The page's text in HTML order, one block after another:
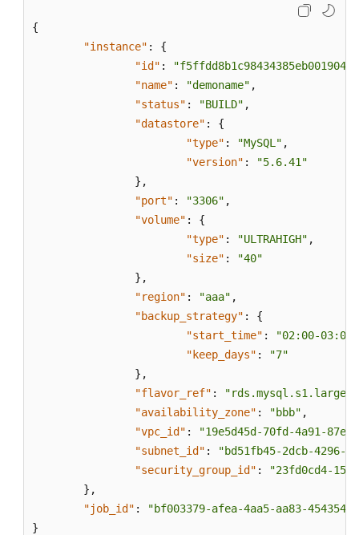
{
"instance" :
{
"id" :
"name" : "demoname" ,
"status" : "BUILD" ,
"datastore" :
{
"type" : "MySQL" ,
"version" :
"5.6.41"
} ,
"port" : "3306" ,
"volume" :
{
"type" : "ULTRAHIGH" ,
"size" :
"40"
} ,
"region" : "aaa" ,
"backup_strategy" :
{
"start_time" :
"02:00-03:00"
"keep_days" :
"7"
} ,
"flavor_ref" : "rds.mysql.s1.large"
"availability_zone" : "bbb" ,
"vpc_id" :
"19e5d45d-70fd-4a91-
"subnet_id" :
"bd51fb45-2dcb-4296-
"security_group_id" :
"23fd0cd4-
} ,
"job_id" :
"bf003379-afea-4aa5-aa83-
}